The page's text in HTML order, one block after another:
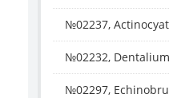
№02237,
№02232,
№02297,